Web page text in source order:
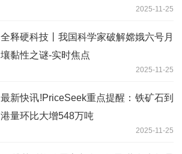
2025-11-25
全释硬科技丨我国科学家破解嫦娥六号月
壤黏性之谜-实时焦点
2025-11-25
最新快讯!PriceSeek重点提醒：铁矿石到
港量环比大增548万吨
2025-11-25